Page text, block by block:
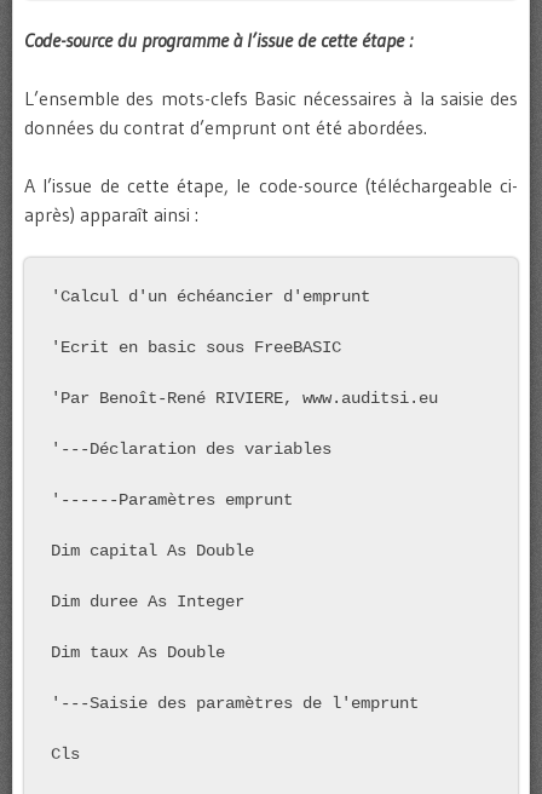
Code-source du programme à l’issue de cette étape :
L’ensemble des mots-clefs Basic nécessaires à la saisie des
données du contrat d’emprunt ont été abordées.
A l’issue de cette étape, le code-source (téléchargeable ci-
après) apparaît ainsi :
'Calcul d'un échéancier d'emprunt
'Ecrit en basic sous FreeBASIC
'Par Benoît-René RIVIERE, www.auditsi.eu
'---Déclaration des variables
'------Paramètres emprunt
Dim capital As Double
Dim duree As Integer
Dim taux As Double
'---Saisie des paramètres de l'emprunt
Cls